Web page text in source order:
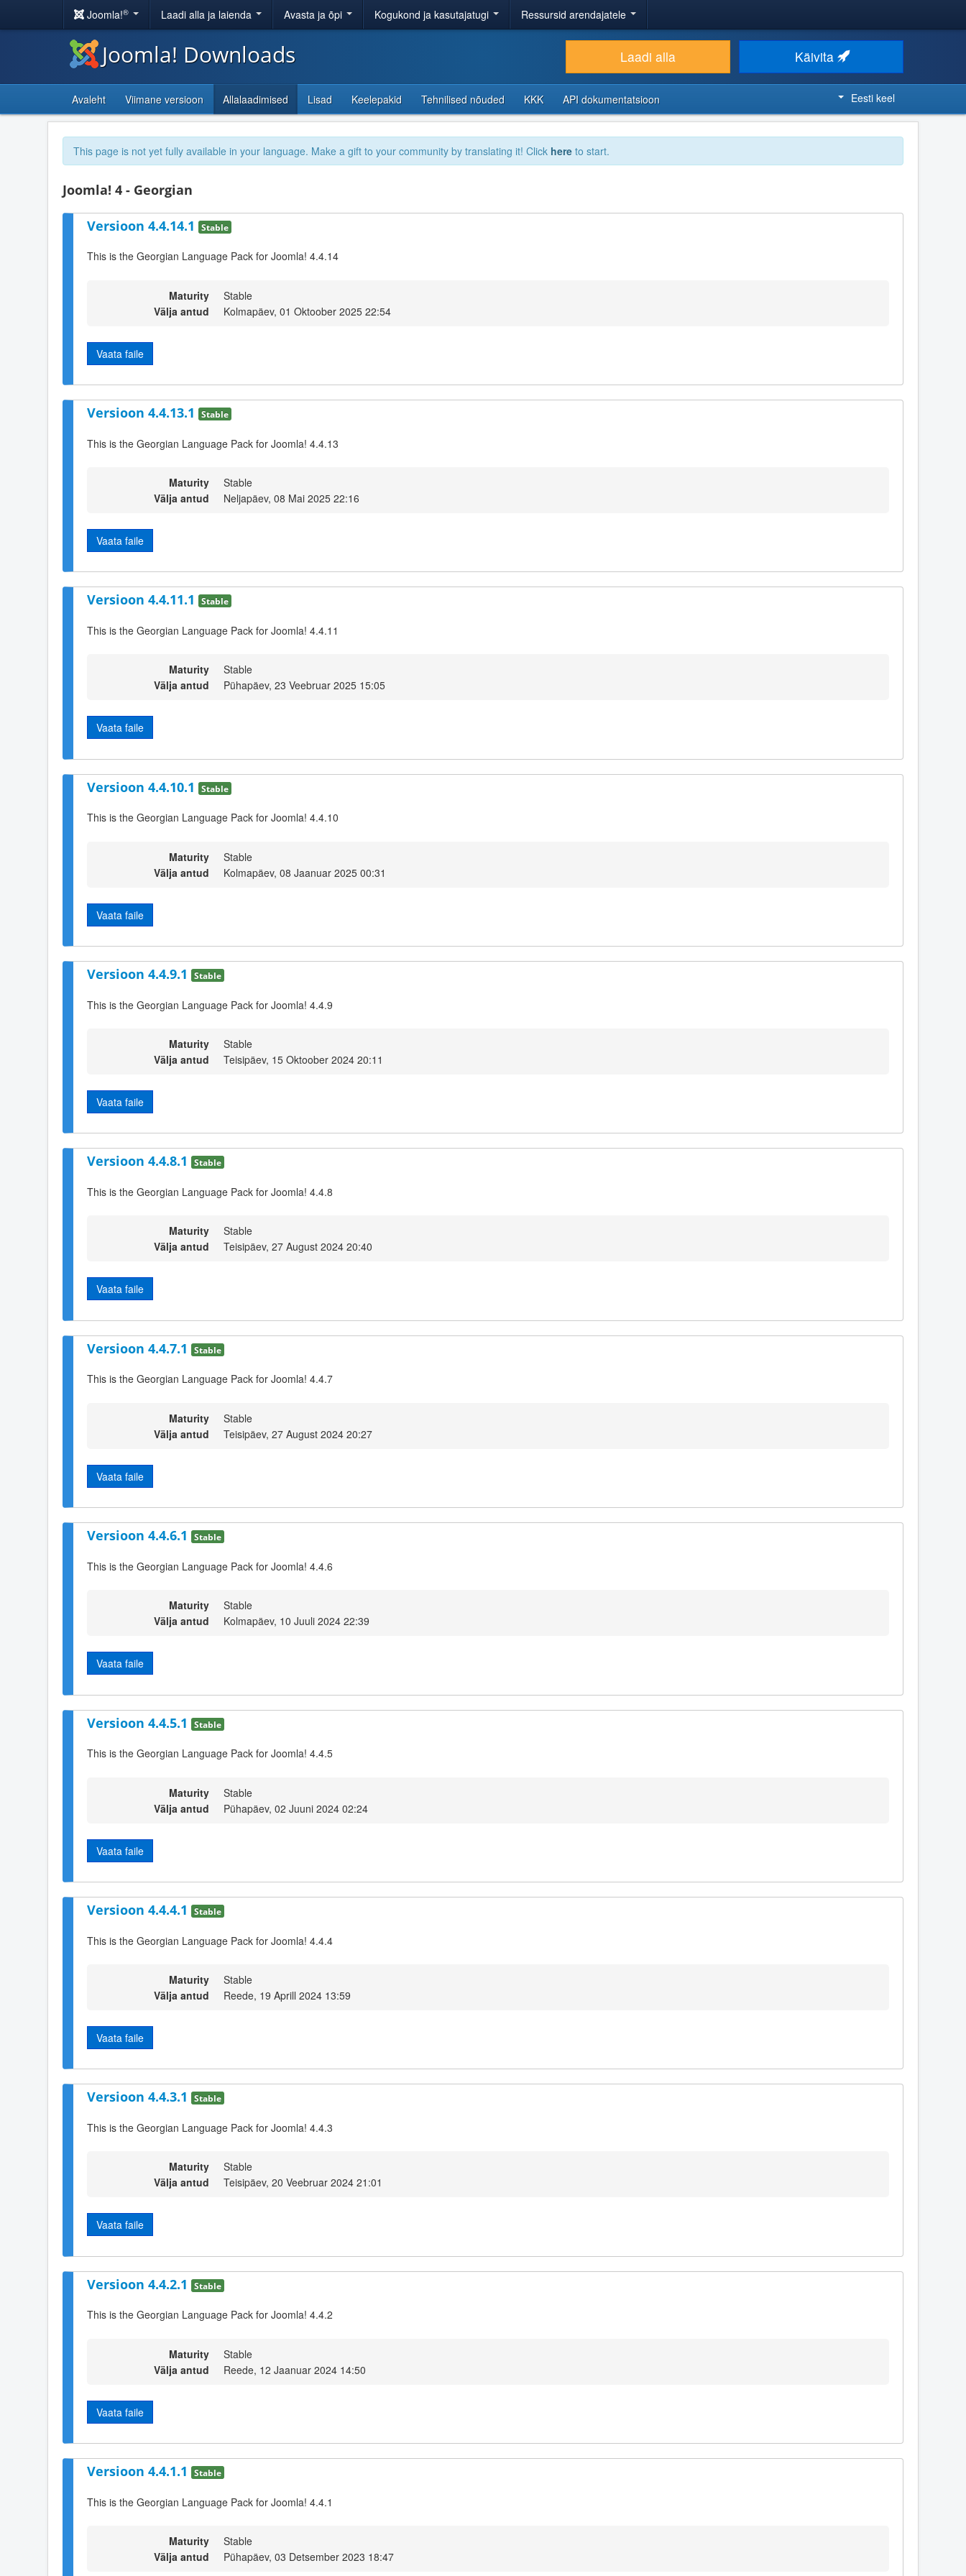
Joomla!® Laadi alla ja laienda Avasta ja õpi Kogukond ja kasutajatugi Ressursid arendajatele
Joomla! Downloads Laadi alla Käivita
Avaleht Viimane versioon Allalaadimised Lisad Keelepakid Tehnilised nõuded KKK API dokumentatsioon Eesti keel
This page is not yet fully available in your language. Make a gift to your community by translating it! Click here to start.
Joomla! 4 - Georgian
Versioon 4.4.14.1 Stable
This is the Georgian Language Pack for Joomla! 4.4.14
Maturity
Stable
Välja antud
Kolmapäev, 01 Oktoober 2025 22:54
Vaata faile
Versioon 4.4.13.1 Stable
This is the Georgian Language Pack for Joomla! 4.4.13
Maturity
Stable
Välja antud
Neljapäev, 08 Mai 2025 22:16
Vaata faile
Versioon 4.4.11.1 Stable
This is the Georgian Language Pack for Joomla! 4.4.11
Maturity
Stable
Välja antud
Pühapäev, 23 Veebruar 2025 15:05
Vaata faile
Versioon 4.4.10.1 Stable
This is the Georgian Language Pack for Joomla! 4.4.10
Maturity
Stable
Välja antud
Kolmapäev, 08 Jaanuar 2025 00:31
Vaata faile
Versioon 4.4.9.1 Stable
This is the Georgian Language Pack for Joomla! 4.4.9
Maturity
Stable
Välja antud
Teisipäev, 15 Oktoober 2024 20:11
Vaata faile
Versioon 4.4.8.1 Stable
This is the Georgian Language Pack for Joomla! 4.4.8
Maturity
Stable
Välja antud
Teisipäev, 27 August 2024 20:40
Vaata faile
Versioon 4.4.7.1 Stable
This is the Georgian Language Pack for Joomla! 4.4.7
Maturity
Stable
Välja antud
Teisipäev, 27 August 2024 20:27
Vaata faile
Versioon 4.4.6.1 Stable
This is the Georgian Language Pack for Joomla! 4.4.6
Maturity
Stable
Välja antud
Kolmapäev, 10 Juuli 2024 22:39
Vaata faile
Versioon 4.4.5.1 Stable
This is the Georgian Language Pack for Joomla! 4.4.5
Maturity
Stable
Välja antud
Pühapäev, 02 Juuni 2024 02:24
Vaata faile
Versioon 4.4.4.1 Stable
This is the Georgian Language Pack for Joomla! 4.4.4
Maturity
Stable
Välja antud
Reede, 19 Aprill 2024 13:59
Vaata faile
Versioon 4.4.3.1 Stable
This is the Georgian Language Pack for Joomla! 4.4.3
Maturity
Stable
Välja antud
Teisipäev, 20 Veebruar 2024 21:01
Vaata faile
Versioon 4.4.2.1 Stable
This is the Georgian Language Pack for Joomla! 4.4.2
Maturity
Stable
Välja antud
Reede, 12 Jaanuar 2024 14:50
Vaata faile
Versioon 4.4.1.1 Stable
This is the Georgian Language Pack for Joomla! 4.4.1
Maturity
Stable
Välja antud
Pühapäev, 03 Detsember 2023 18:47